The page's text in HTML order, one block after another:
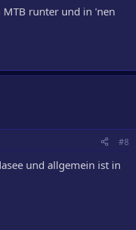
runter und in 'nen
#8
und allgemein ist in